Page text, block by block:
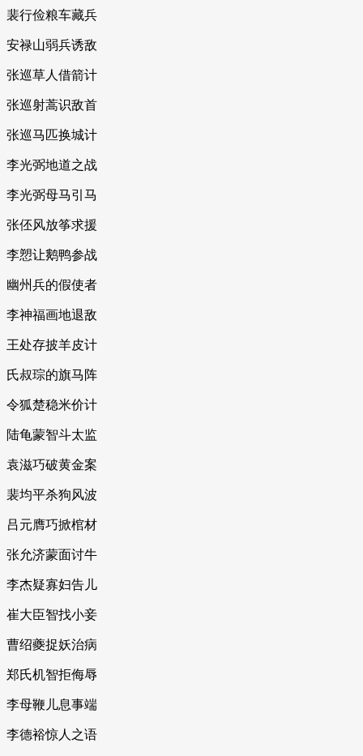
裴行俭粮车藏兵
安禄山弱兵诱敌
张巡草人借箭计
张巡射蒿识敌首
张巡马匹换城计
李光弼地道之战
李光弼母马引马
张伾风放筝求援
李愬让鹅鸭参战
幽州兵的假使者
李神福画地退敌
王处存披羊皮计
氏叔琮的旗马阵
令狐楚稳米价计
陆龟蒙智斗太监
袁滋巧破黄金案
裴均平杀狗风波
吕元膺巧掀棺材
张允济蒙面讨牛
李杰疑寡妇告儿
崔大臣智找小妾
曹绍夔捉妖治病
郑氏机智拒侮辱
李母鞭儿息事端
李德裕惊人之语